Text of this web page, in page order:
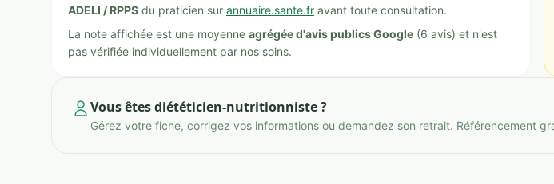
ADELI / RPPS du praticien sur annuaire.sante.fr avant toute consultation.
La note affichée est une moyenne agrégée d'avis publics Google (6 avis) et n'est
pas vérifiée individuellement par nos soins.
Vous êtes diététicien-nutritionniste ?
Gérez votre fiche, corrigez vos informations ou demandez son retrait. Référencement